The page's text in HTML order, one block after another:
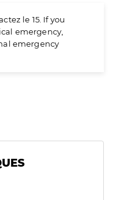
le 15. If you
emergency,
emergency